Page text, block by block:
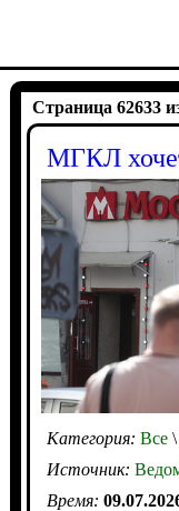
Страница 62633
МГКЛ
Категория: Все\
Источник:
Время: